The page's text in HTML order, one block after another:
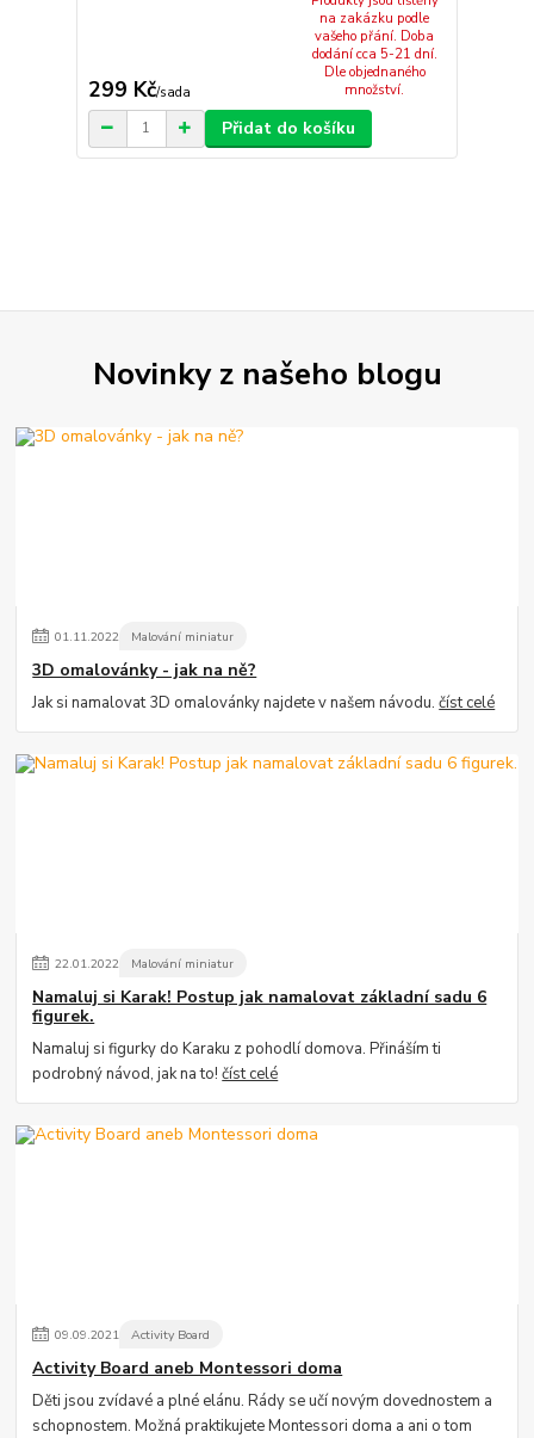
299 Kč/sada
na zakázku podle
vašeho přání. Doba
dodání cca 5-21 dní.
Dle objednaného
množství.
Přidat do košíku
Novinky z našeho blogu
01.11.2022 Malování miniatur
3D omalovánky - jak na ně?
Jak si namalovat 3D omalovánky najdete v našem návodu.číst celé
22.01.2022 Malování miniatur
Namaluj si Karak! Postup jak namalovat základní sadu 6
figurek.
Namaluj si figurky do Karaku z pohodlí domova. Přináším ti
podrobný návod, jak na to!číst celé
09.09.2021 Activity Board
Activity Board aneb Montessori doma
Děti jsou zvídavé a plné elánu. Rády se učí novým dovednostem a
schopnostem. Možná praktikujete Montessori doma a ani o tom